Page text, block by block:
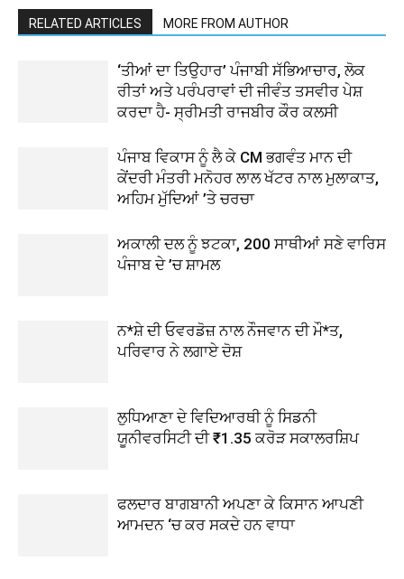
RELATED ARTICLES MORE FROM AUTHOR
‘ਤੀਆਂ ਦਾ ਤਿਉਹਾਰ’ ਪੰਜਾਬੀ ਸੱਭਿਆਚਾਰ, ਲੋਕ
ਰੀਤਾਂ ਅਤੇ ਪਰੰਪਰਾਵਾਂ ਦੀ ਜੀਵੰਤ ਤਸਵੀਰ ਪੇਸ਼
ਕਰਦਾ ਹੈ- ਸ੍ਰੀਮਤੀ ਰਾਜਬੀਰ ਕੌਰ ਕਲਸੀ
ਪੰਜਾਬ ਵਿਕਾਸ ਨੂੰ ਲੈ ਕੇ CM ਭਗਵੰਤ ਮਾਨ ਦੀ
ਕੇਂਦਰੀ ਮੰਤਰੀ ਮਨੋਹਰ ਲਾਲ ਖੱਟਰ ਨਾਲ ਮੁਲਾਕਾਤ,
ਅਹਿਮ ਮੁੱਦਿਆਂ ’ਤੇ ਚਰਚਾ
ਅਕਾਲੀ ਦਲ ਨੂੰ ਝਟਕਾ, 200 ਸਾਥੀਆਂ ਸਣੇ ਵਾਰਿਸ
ਪੰਜਾਬ ਦੇ ’ਚ ਸ਼ਾਮਲ
ਨ*ਸ਼ੇ ਦੀ ਓਵਰਡੋਜ਼ ਨਾਲ ਨੌਜਵਾਨ ਦੀ ਮੌ*ਤ,
ਪਰਿਵਾਰ ਨੇ ਲਗਾਏ ਦੋਸ਼
ਲੁਧਿਆਣਾ ਦੇ ਵਿਦਿਆਰਥੀ ਨੂੰ ਸਿਡਨੀ
ਯੂਨੀਵਰਸਿਟੀ ਦੀ ₹1.35 ਕਰੋੜ ਸਕਾਲਰਸ਼ਿਪ
ਫਲਦਾਰ ਬਾਗਬਾਨੀ ਅਪਣਾ ਕੇ ਕਿਸਾਨ ਆਪਣੀ
ਆਮਦਨ ‘ਚ ਕਰ ਸਕਦੇ ਹਨ ਵਾਧਾ